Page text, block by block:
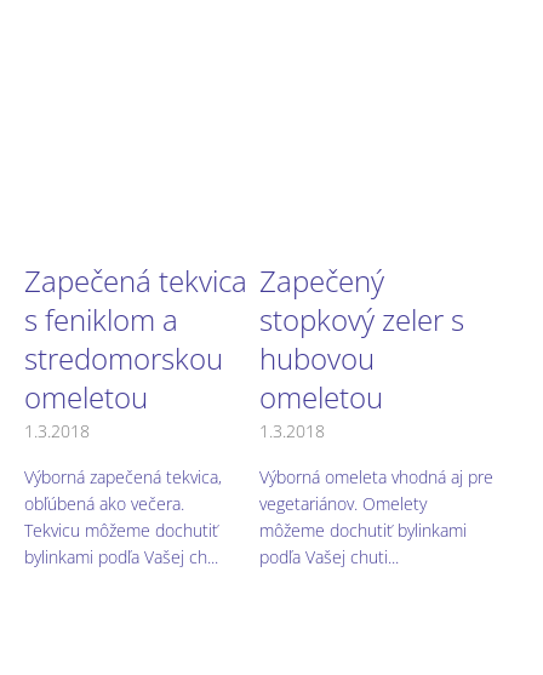
Zapečená tekvica
s feniklom a
stredomorskou
omeletou
1.3.2018
Výborná zapečená tekvica,
obľúbená ako večera.
Tekvicu môžeme dochutiť
bylinkami podľa Vašej ch...
Zapečený
stopkový zeler s
hubovou
omeletou
1.3.2018
Výborná omeleta vhodná aj pre
vegetariánov. Omelety
môžeme dochutiť bylinkami
podľa Vašej chuti...